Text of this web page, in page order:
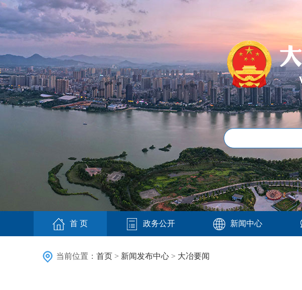
首 页 政务公开 新闻中心
当前位置： 首页 > 新闻发布中心 > 大冶要闻